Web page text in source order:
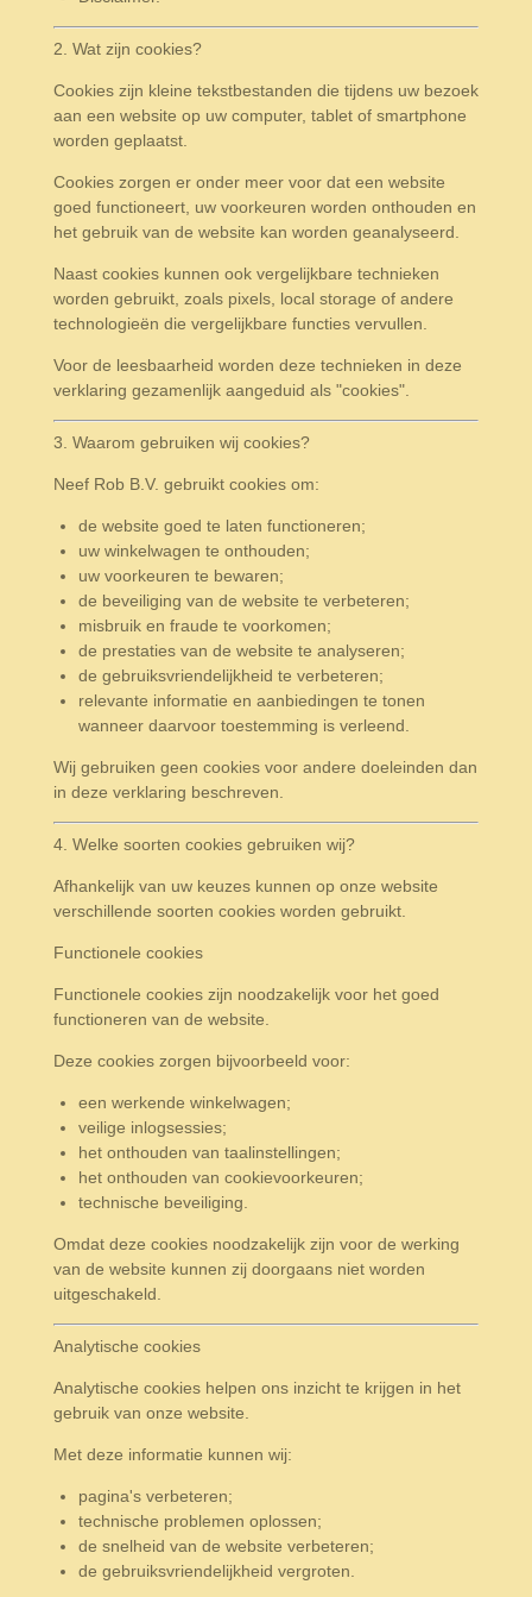
2. Wat zijn cookies?
Cookies zijn kleine tekstbestanden die tijdens uw bezoek
aan een website op uw computer, tablet of smartphone
worden geplaatst.
Cookies zorgen er onder meer voor dat een website
goed functioneert, uw voorkeuren worden onthouden en
het gebruik van de website kan worden geanalyseerd.
Naast cookies kunnen ook vergelijkbare technieken
worden gebruikt, zoals pixels, local storage of andere
technologieën die vergelijkbare functies vervullen.
Voor de leesbaarheid worden deze technieken in deze
verklaring gezamenlijk aangeduid als "cookies".
3. Waarom gebruiken wij cookies?
Neef Rob B.V. gebruikt cookies om:
de website goed te laten functioneren;
uw winkelwagen te onthouden;
uw voorkeuren te bewaren;
de beveiliging van de website te verbeteren;
misbruik en fraude te voorkomen;
de prestaties van de website te analyseren;
de gebruiksvriendelijkheid te verbeteren;
relevante informatie en aanbiedingen te tonen
wanneer daarvoor toestemming is verleend.
Wij gebruiken geen cookies voor andere doeleinden dan
in deze verklaring beschreven.
4. Welke soorten cookies gebruiken wij?
Afhankelijk van uw keuzes kunnen op onze website
verschillende soorten cookies worden gebruikt.
Functionele cookies
Functionele cookies zijn noodzakelijk voor het goed
functioneren van de website.
Deze cookies zorgen bijvoorbeeld voor:
een werkende winkelwagen;
veilige inlogsessies;
het onthouden van taalinstellingen;
het onthouden van cookievoorkeuren;
technische beveiliging.
Omdat deze cookies noodzakelijk zijn voor de werking
van de website kunnen zij doorgaans niet worden
uitgeschakeld.
Analytische cookies
Analytische cookies helpen ons inzicht te krijgen in het
gebruik van onze website.
Met deze informatie kunnen wij:
pagina's verbeteren;
technische problemen oplossen;
de snelheid van de website verbeteren;
de gebruiksvriendelijkheid vergroten.